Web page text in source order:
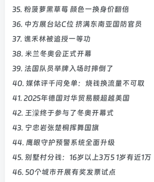
35. 粉菠萝黑草莓 颜色一换身价翻倍
36. 中方展台站C位 挤满东南亚国防官员
37. 谯禾林被追授一等功
38. 米兰冬奥会正式开幕
39. 法国队员举牌入场时摔倒了
40. 媒体评千问免单：烧钱换流量不可取
41. 2025年德国对华贸易额超越美国
42. 王濛终于参与了冬奥开幕式
43. 宁忠岩张楚桐挥舞国旗
44. 鹰眼守护预警系统全面升级
45. 别墅村分钱：16岁以上3万5 1岁有近1万
46. 50个城市开展有奖发票试点